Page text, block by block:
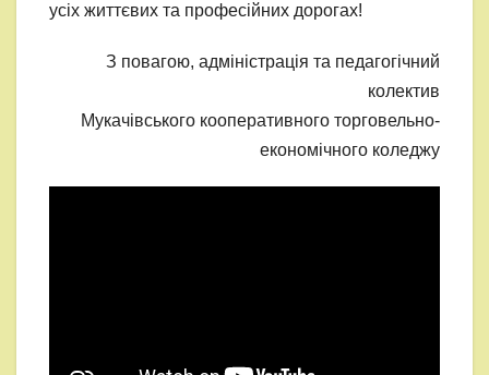
усіх життєвих та професійних дорогах!
З повагою, адміністрація та педагогічний
колектив
Мукачівського кооперативного торговельно-
економічного коледжу